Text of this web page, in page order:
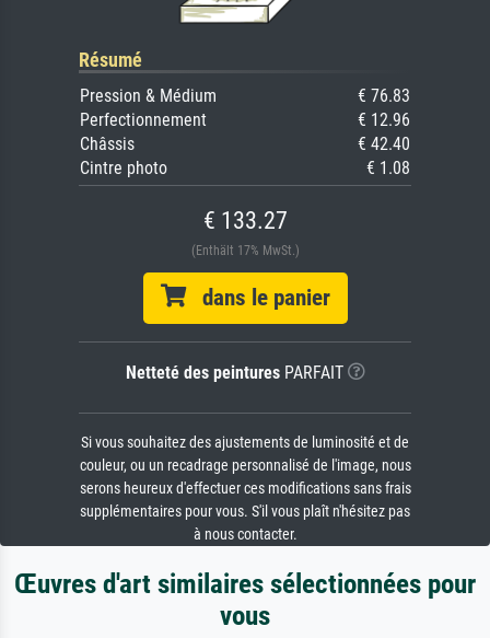
Résumé
Pression & Médium
€ 76.83
Perfectionnement
€ 12.96
Châssis
€ 42.40
Cintre photo
€ 1.08
€ 133.27
(Enthält 17% MwSt.)
dans le panier
Netteté des peinturesPARFAIT
Si vous souhaitez des ajustements de luminosité et de
couleur, ou un recadrage personnalisé de l'image, nous
serons heureux d'effectuer ces modifications sans frais
supplémentaires pour vous. S'il vous plaît n'hésitez pas
à nous contacter.
Œuvres d'art similaires sélectionnées pour
vous